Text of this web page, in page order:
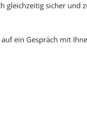
gleichzeitig sicher
ein Gespräch mit